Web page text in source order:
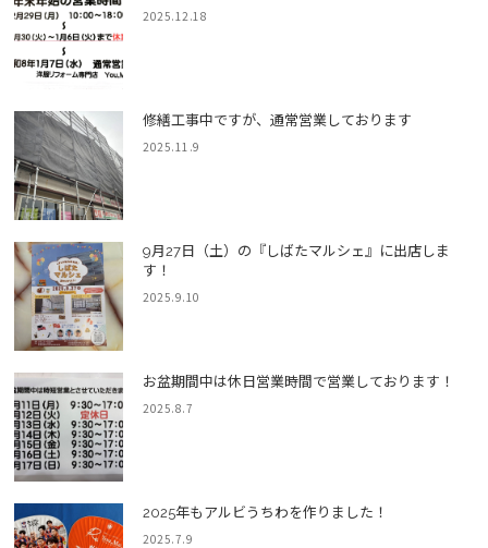
2025.12.18
修繕工事中ですが、通常営業しております
2025.11.9
9月27日（土）の『しばたマルシェ』に出店しま
す！
2025.9.10
お盆期間中は休日営業時間で営業しております！
2025.8.7
2025年もアルビうちわを作りました！
2025.7.9